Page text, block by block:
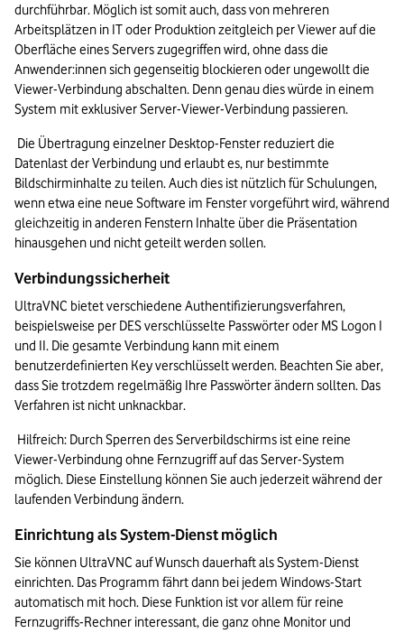
durchführbar. Möglich ist somit auch, dass von mehreren
Arbeitsplätzen in IT oder Produktion zeitgleich per Viewer auf die
Oberfläche eines Servers zugegriffen wird, ohne dass die
Anwender:innen sich gegenseitig blockieren oder ungewollt die
Viewer-Verbindung abschalten. Denn genau dies würde in einem
System mit exklusiver Server-Viewer-Verbindung passieren.
Die Übertragung einzelner Desktop-Fenster reduziert die
Datenlast der Verbindung und erlaubt es, nur bestimmte
Bildschirminhalte zu teilen. Auch dies ist nützlich für Schulungen,
wenn etwa eine neue Software im Fenster vorgeführt wird, während
gleichzeitig in anderen Fenstern Inhalte über die Präsentation
hinausgehen und nicht geteilt werden sollen.
Verbindungssicherheit
UltraVNC bietet verschiedene Authentifizierungsverfahren,
beispielsweise per DES verschlüsselte Passwörter oder MS Logon I
und II. Die gesamte Verbindung kann mit einem
benutzerdefinierten Key verschlüsselt werden. Beachten Sie aber,
dass Sie trotzdem regelmäßig Ihre Passwörter ändern sollten. Das
Verfahren ist nicht unknackbar.
Hilfreich: Durch Sperren des Serverbildschirms ist eine reine
Viewer-Verbindung ohne Fernzugriff auf das Server-System
möglich. Diese Einstellung können Sie auch jederzeit während der
laufenden Verbindung ändern.
Einrichtung als System-Dienst möglich
Sie können UltraVNC auf Wunsch dauerhaft als System-Dienst
einrichten. Das Programm fährt dann bei jedem Windows-Start
automatisch mit hoch. Diese Funktion ist vor allem für reine
Fernzugriffs-Rechner interessant, die ganz ohne Monitor und